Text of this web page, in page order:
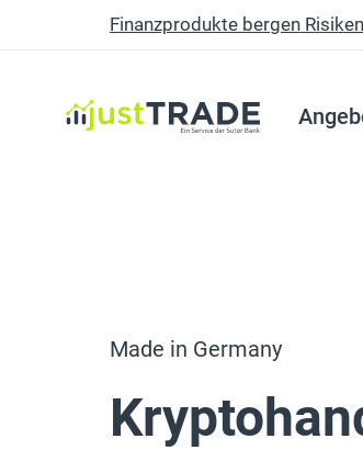
Finanzprodukte bergen
Made in Germany